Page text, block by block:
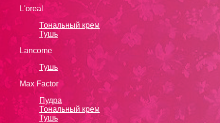
L'oreal
Тональный крем
Тушь
Lanсоmе
Тушь
Max Factor
Пудра
Тональный крем
Тушь